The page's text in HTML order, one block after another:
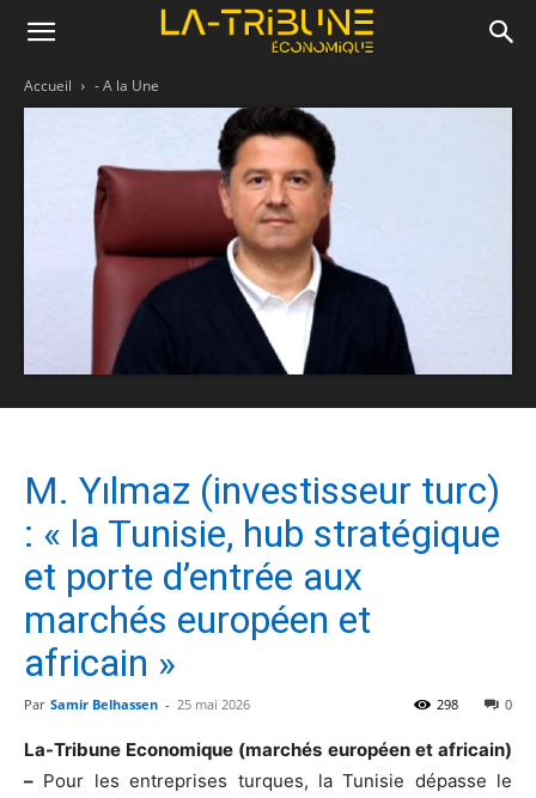
Accueil - A la Une
M. Yılmaz (investisseur turc)
: « la Tunisie, hub stratégique
et porte d’entrée aux
marchés européen et
africain »
Par Samir Belhassen - 25 mai 2026 0
298
La-Tribune Economique (marchés européen et africain)
– Pour les entreprises turques, la Tunisie dépasse le